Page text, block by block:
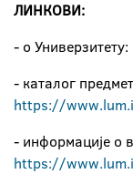
ЛИНКОВИ:
- о Универзитету:
- каталог
https://
- информације о
https://